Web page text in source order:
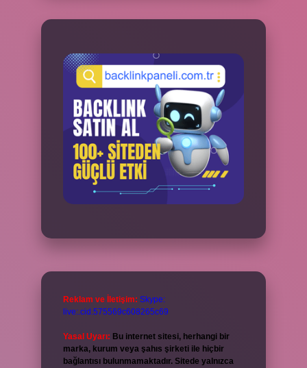
Reklam ve İletişim: Skype:
live:.cid.575569c608265c69
Yasal Uyarı: Bu internet sitesi, herhangi bir
marka, kurum veya şahıs şirketi ile hiçbir
bağlantısı bulunmamaktadır. Sitede yalnızca